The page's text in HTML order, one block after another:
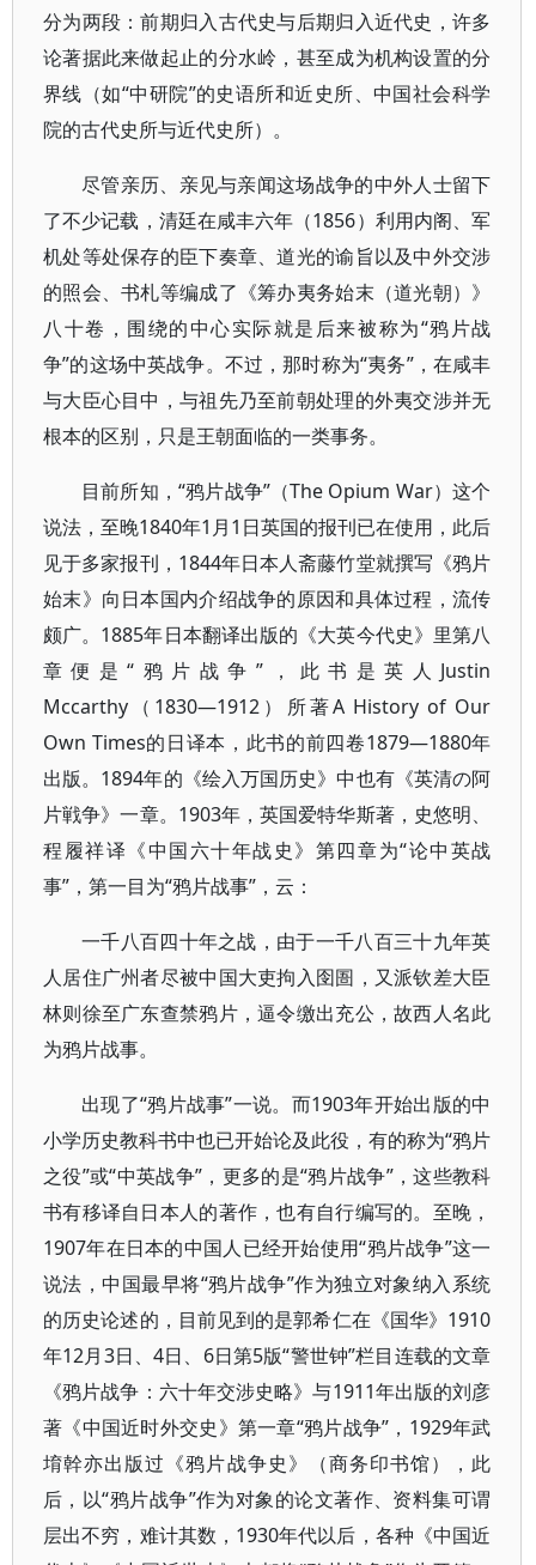
分为两段：前期归入古代史与后期归入近代史，许多
论著据此来做起止的分水岭，甚至成为机构设置的分
界线（如“中研院”的史语所和近史所、中国社会科学
院的古代史所与近代史所）。
尽管亲历、亲见与亲闻这场战争的中外人士留下
了不少记载，清廷在咸丰六年（1856）利用内阁、军
机处等处保存的臣下奏章、道光的谕旨以及中外交涉
的照会、书札等编成了《筹办夷务始末（道光朝）》
八十卷，围绕的中心实际就是后来被称为“鸦片战
争”的这场中英战争。不过，那时称为“夷务”，在咸丰
与大臣心目中，与祖先乃至前朝处理的外夷交涉并无
根本的区别，只是王朝面临的一类事务。
目前所知，“鸦片战争”（The Opium War）这个
说法，至晚1840年1月1日英国的报刊已在使用，此后
见于多家报刊，1844年日本人斋藤竹堂就撰写《鸦片
始末》向日本国内介绍战争的原因和具体过程，流传
颇广。1885年日本翻译出版的《大英今代史》里第八
章便是“鸦片战争”，此书是英人Justin
Mccarthy（1830—1912）所著A History of Our
Own Times的日译本，此书的前四卷1879—1880年
出版。1894年的《绘入万国历史》中也有《英清の阿
片戦争》一章。1903年，英国爱特华斯著，史悠明、
程履祥译《中国六十年战史》第四章为“论中英战
事”，第一目为“鸦片战事”，云：
一千八百四十年之战，由于一千八百三十九年英
人居住广州者尽被中国大吏拘入囹圄，又派钦差大臣
林则徐至广东查禁鸦片，逼令缴出充公，故西人名此
为鸦片战事。
出现了“鸦片战事”一说。而1903年开始出版的中
小学历史教科书中也已开始论及此役，有的称为“鸦片
之役”或“中英战争”，更多的是“鸦片战争”，这些教科
书有移译自日本人的著作，也有自行编写的。至晚，
1907年在日本的中国人已经开始使用“鸦片战争”这一
说法，中国最早将“鸦片战争”作为独立对象纳入系统
的历史论述的，目前见到的是郭希仁在《国华》1910
年12月3日、4日、6日第5版“警世钟”栏目连载的文章
《鸦片战争：六十年交涉史略》与1911年出版的刘彦
著《中国近时外交史》第一章“鸦片战争”，1929年武
堉幹亦出版过《鸦片战争史》（商务印书馆），此
后，以“鸦片战争”作为对象的论文著作、资料集可谓
层出不穷，难计其数，1930年代以后，各种《中国近